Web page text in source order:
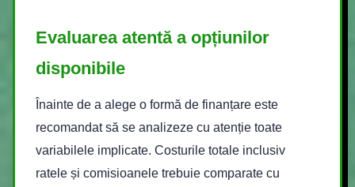
Evaluarea atentă a opțiunilor
disponibile
Înainte de a alege o formă de finanțare este
recomandat să se analizeze cu atenție toate
variabilele implicate. Costurile totale inclusiv
ratele și comisioanele trebuie comparate cu